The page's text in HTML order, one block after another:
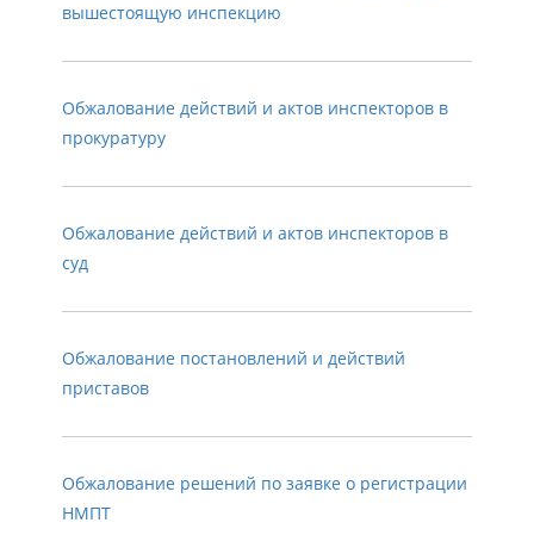
вышестоящую инспекцию
Обжалование действий и актов инспекторов в
прокуратуру
Обжалование действий и актов инспекторов в
суд
Обжалование постановлений и действий
приставов
Обжалование решений по заявке о регистрации
НМПТ